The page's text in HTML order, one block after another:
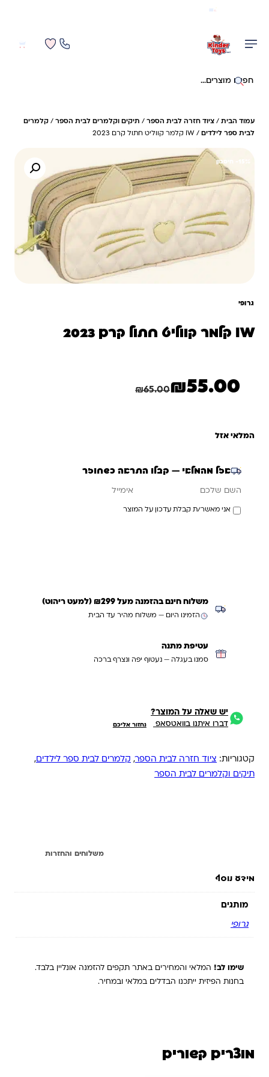
חיפוש באתר
עמוד הבית / ציוד חזרה לבית הספר / תיקים וקלמרים לבית הספר / קלמרים
לבית ספר לילדים / IW קלמר קווליט חתול קרם 2023
גרופי
IW קלמר קווליט חתול קרם 2023
₪65.00
המחיר המקורי היה: ₪65.00.
₪55.00
המחיר הנוכחי הוא: ₪55.00.
המלאי אזל
אזל מהמלאי — קבלו התראה כשחוזר
אני מאשר/ת קבלת עדכון על המוצר
משלוח חינם בהזמנה מעל ₪299 (למעט ריהוט)
הזמינו היום — משלוח מהיר עד הבית
עטיפת מתנה
סמנו בעגלה — נעטוף יפה ונצרף ברכה
יש שאלה על המוצר?
דברו איתנו בוואטסאפ נחזור אליכם
קטגוריות: ציוד חזרה לבית הספר, קלמרים לבית ספר לילדים,
תיקים וקלמרים לבית הספר
משלוחים והחזרות
מידע נוסף
מותגים
גרופי
שימו לב! המלאי והמחירים באתר תקפים להזמנה אונליין בלבד.
בחנות הפיזית ייתכנו הבדלים במלאי ובמחיר.
מוצרים קשורים